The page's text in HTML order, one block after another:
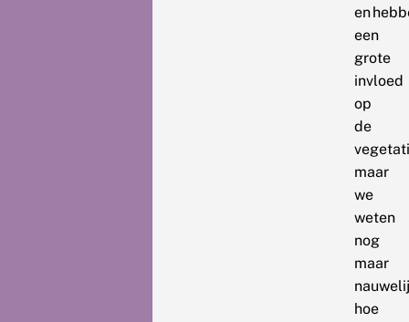
en
een
grote
invloed
op
de
maar
we
weten
nog
maar
hoe